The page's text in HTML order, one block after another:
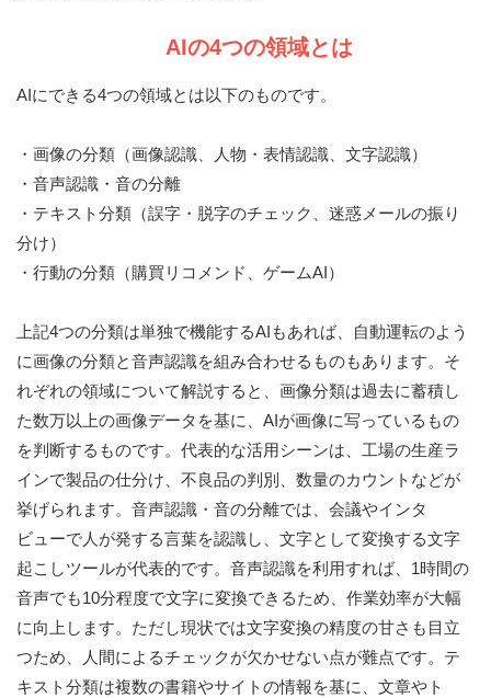
AIの4つの領域とは
AIにできる4つの領域とは以下のものです。
・画像の分類（画像認識、人物・表情認識、文字認識）
・音声認識・音の分離
・テキスト分類（誤字・脱字のチェック、迷惑メールの振り
分け）
・行動の分類（購買リコメンド、ゲームAI）
上記4つの分類は単独で機能するAIもあれば、自動運転のよう
に画像の分類と音声認識を組み合わせるものもあります。そ
れぞれの領域について解説すると、画像分類は過去に蓄積し
た数万以上の画像データを基に、AIが画像に写っているもの
を判断するものです。代表的な活用シーンは、工場の生産ラ
インで製品の仕分け、不良品の判別、数量のカウントなどが
挙げられます。音声認識・音の分離では、会議やインタ
ビューで人が発する言葉を認識し、文字として変換する文字
起こしツールが代表的です。音声認識を利用すれば、1時間の
音声でも10分程度で文字に変換できるため、作業効率が大幅
に向上します。ただし現状では文字変換の精度の甘さも目立
つため、人間によるチェックが欠かせない点が難点です。テ
キスト分類は複数の書籍やサイトの情報を基に、文章やト